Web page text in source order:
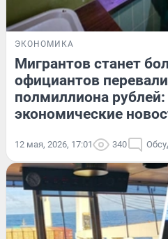
ЭКОНОМИКА
Мигрантов станет
официантов
полмиллиона
экономические
12 мая, 2026, 17:01 340